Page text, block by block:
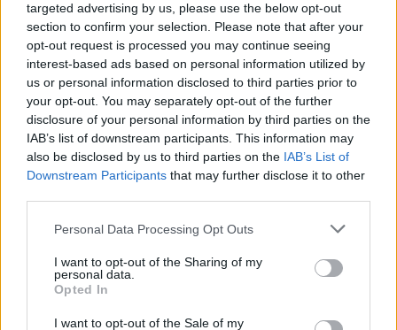
targeted advertising by us, please use the below opt-out
section to confirm your selection. Please note that after your
opt-out request is processed you may continue seeing
interest-based ads based on personal information utilized by
us or personal information disclosed to third parties prior to
your opt-out. You may separately opt-out of the further
disclosure of your personal information by third parties on the
IAB’s list of downstream participants. This information may
also be disclosed by us to third parties on the IAB’s List of
Downstream Participants that may further disclose it to other
Please note that this website/app uses one or more Google
not limited to your visit or usage behaviour. You may click to
grant or deny consent to Google and its third-party tags to
use your data for below specified purposes in below Google
consent section.
Personal Data Processing Opt Outs
I want to opt-out of the Sharing of my
personal data.
Opted In
I want to opt-out of the Sale of my